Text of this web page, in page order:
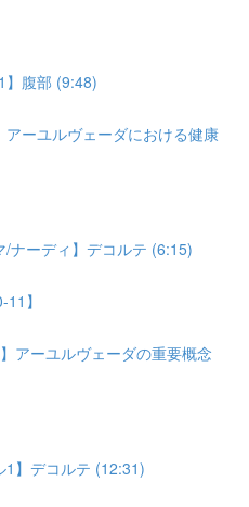
】腹部 (9:48)
アーユルヴェーダにおける健康
/ナーディ】デコルテ (6:15)
】
アーユルヴェーダの重要概念
1】デコルテ (12:31)